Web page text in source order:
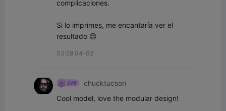
complicaciones.
Si lo imprimes, me encantaría ver el
resultado 😊
03:28 04-02
chucktucson
Cool model, love the modular design!